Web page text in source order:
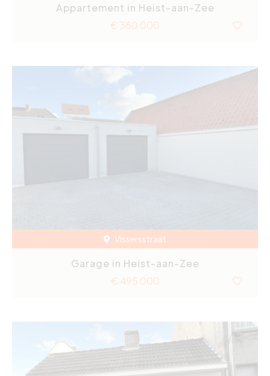
Appartement in Heist-aan-Zee
€ 380 000
Vissersstraat
Garage in Heist-aan-Zee
€ 495 000